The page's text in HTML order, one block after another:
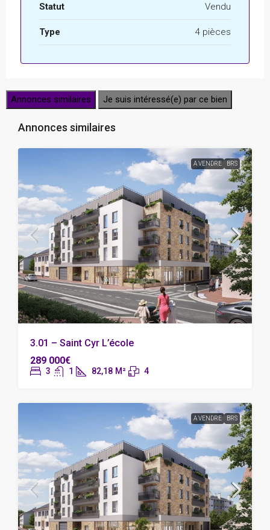
Statut Vendu
Type 4 pièces
Annonces similaires Je suis intéressé(e) par ce bien
Annonces similaires
A VENDRE BRS
3.01 – Saint Cyr L’école
289 000€
3 1 82,18 M² 4
A VENDRE BRS